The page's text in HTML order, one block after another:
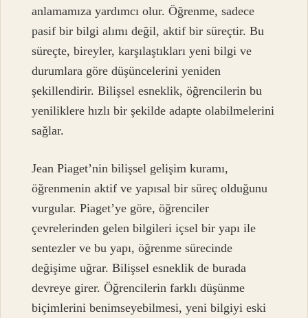
anlamamıza yardımcı olur. Öğrenme, sadece
pasif bir bilgi alımı değil, aktif bir süreçtir. Bu
süreçte, bireyler, karşılaştıkları yeni bilgi ve
durumlara göre düşüncelerini yeniden
şekillendirir. Bilişsel esneklik, öğrencilerin bu
yeniliklere hızlı bir şekilde adapte olabilmelerini
sağlar.
Jean Piaget’nin bilişsel gelişim kuramı,
öğrenmenin aktif ve yapısal bir süreç olduğunu
vurgular. Piaget’ye göre, öğrenciler
çevrelerinden gelen bilgileri içsel bir yapı ile
sentezler ve bu yapı, öğrenme sürecinde
değişime uğrar. Bilişsel esneklik de burada
devreye girer. Öğrencilerin farklı düşünme
biçimlerini benimseyebilmesi, yeni bilgiyi eski